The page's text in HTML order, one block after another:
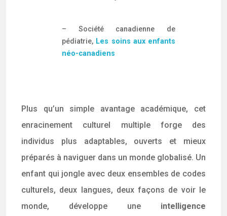
– Société canadienne de
pédiatrie, Les soins aux enfants
néo-canadiens
Plus qu’un simple avantage académique, cet
enracinement culturel multiple forge des
individus plus adaptables, ouverts et mieux
préparés à naviguer dans un monde globalisé. Un
enfant qui jongle avec deux ensembles de codes
culturels, deux langues, deux façons de voir le
monde, développe une intelligence